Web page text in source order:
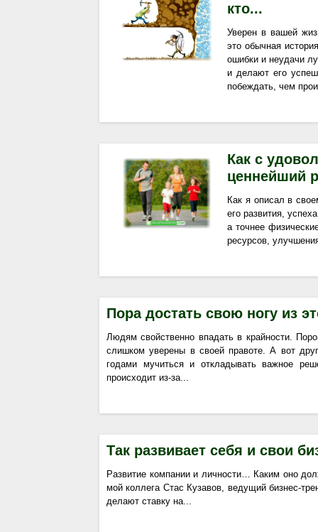
кто...
Уверен в вашей
это обычная
ошибки и неудачи
и делают его
побеждать, чем
Как с
ценнейший
Как я описал в
его развития,
а точнее
ресурсов,
Пора достать свою ногу из
Людям свойственно впадать в крайности.
слишком уверены в своей правоте. А вот
годами мучиться и откладывать важное
происходит из-за...
Так развивает себя и свои
Развитие компании и личности… Каким оно
мой коллега Стас Кузавов, ведущий бизнес-
делают ставку на...